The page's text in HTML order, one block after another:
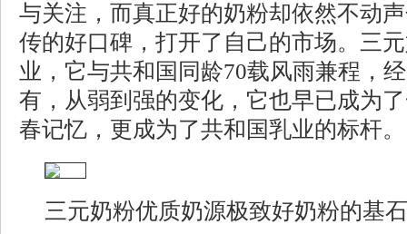
与关注，而真正好的奶粉却依然不动
传的好口碑，打开了自己的市场。三
业，它与共和国同龄70载风雨兼程，
有，从弱到强的变化，它也早已成为
春记忆，更成为了共和国乳业的标杆。
三元奶粉优质奶源极致好奶粉的基石